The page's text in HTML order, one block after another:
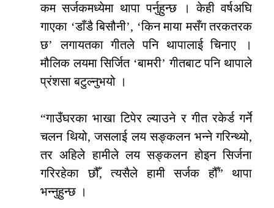
कम सर्जकमध्येमा थापा पर्नुहुन्छ । केही वर्षअघि
गाएका ‘डाँडै बिसौनी’, ‘किन माया मसँग तरकतरक
छ’ लगायतका गीतले पनि थापालाई चिनाए ।
मौलिक लयमा सिर्जित ‘बामरी’ गीतबाट पनि थापाले
प्रंशसा बटुल्नुभयो ।
“गाउँघरका भाखा टिपेर ल्याउने र गीत रकेर्ड गर्ने
चलन थियो, जसलाई लय सङ्कलन भन्ने गरिन्थ्यो,
तर अहिले हामीले लय सङ्कलन होइन सिर्जना
गरिरहेका छौँ, त्यसैले हामी सर्जक हौँ” थापा
भन्नुहुन्छ ।